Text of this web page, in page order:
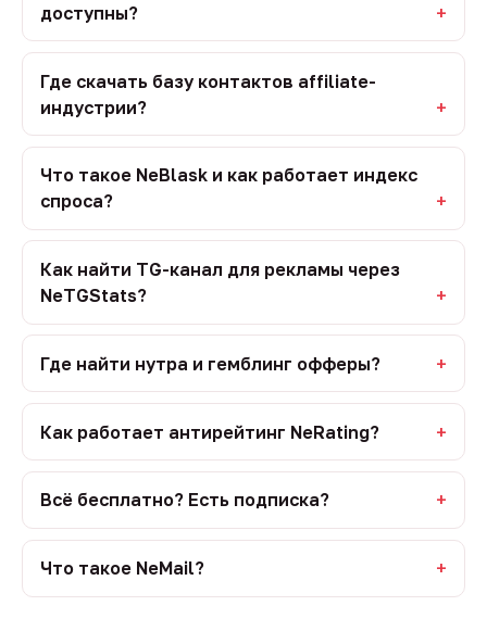
доступны?
Где скачать базу контактов affiliate-
индустрии?
Что такое NeBlask и как работает индекс
спроса?
Как найти TG-канал для рекламы через
NeTGStats?
Где найти нутра и гемблинг офферы?
Как работает антирейтинг NeRating?
Всё бесплатно? Есть подписка?
Что такое NeMail?